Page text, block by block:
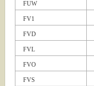
FUW
FV1
FVD
FVL
FVO
FVS